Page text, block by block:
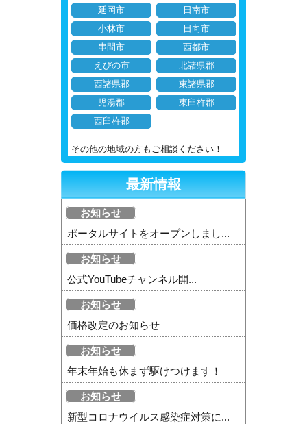
延岡市
日南市
小林市
日向市
串間市
西都市
えびの市
北諸県郡
西諸県郡
東諸県郡
児湯郡
東臼杵郡
西臼杵郡
その他の地域の方もご相談ください！
最新情報
お知らせ
ポータルサイトをオープンしまし...
お知らせ
公式YouTubeチャンネル開...
お知らせ
価格改定のお知らせ
お知らせ
年末年始も休まず駆けつけます！
お知らせ
新型コロナウイルス感染症対策に...